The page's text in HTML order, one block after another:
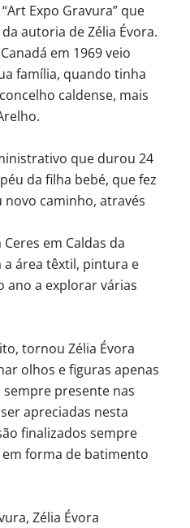
Expo Gravura” que
autoria de Zélia Évora.
em 1969 veio
família, quando tinha
caldense, mais
que durou 24
da filha bebé, que fez
caminho, através
em Caldas da
a área têxtil, pintura e
ano a explorar várias
tornou Zélia Évora
olhos e figuras apenas
presente nas
apreciadas nesta
finalizados sempre
forma de batimento
Zélia Évora